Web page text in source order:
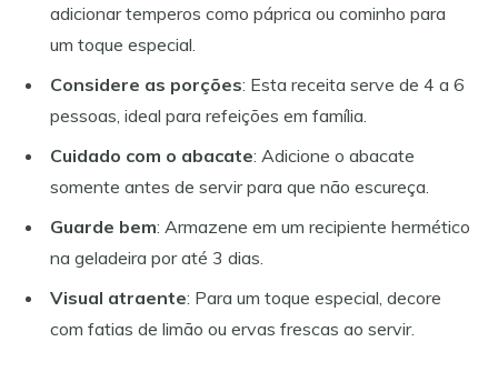
adicionar temperos como páprica ou cominho para
um toque especial.
Considere as porções: Esta receita serve de 4 a 6
pessoas, ideal para refeições em família.
Cuidado com o abacate: Adicione o abacate
somente antes de servir para que não escureça.
Guarde bem: Armazene em um recipiente hermético
na geladeira por até 3 dias.
Visual atraente: Para um toque especial, decore
com fatias de limão ou ervas frescas ao servir.